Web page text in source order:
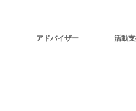
アドバイザー 活動